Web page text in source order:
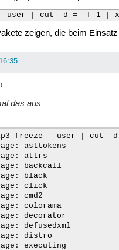
user | cut -d = -f 1 |
zeigen, die beim
:
das aus:
freeze --user cut -d
asttokens
attrs
backcall
black
click
cmd2
colorama
decorator
defusedxml
distro
executing